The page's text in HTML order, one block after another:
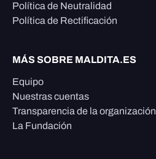
Política de Neutralidad
Política de Rectificación
MÁS SOBRE MALDITA.ES
Equipo
Nuestras cuentas
Transparencia de la organización
La Fundación